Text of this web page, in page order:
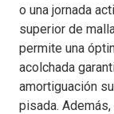
o una jornada
superior de
permite una
acolchada
amortiguación
pisada.